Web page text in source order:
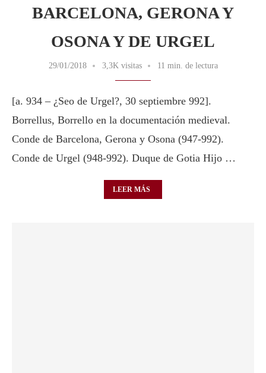
BARCELONA, GERONA Y
OSONA Y DE URGEL
29/01/2018 3,3K visitas 11 min. de lectura
[a. 934 – ¿Seo de Urgel?, 30 septiembre 992].
Borrellus, Borrello en la documentación medieval.
Conde de Barcelona, Gerona y Osona (947-992).
Conde de Urgel (948-992). Duque de Gotia Hijo …
LEER MÁS